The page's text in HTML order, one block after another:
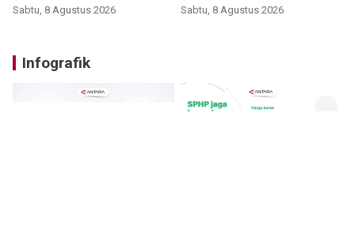
Sabtu, 8 Agustus 2026 Sabtu, 8 Agustus 2026
Infografik